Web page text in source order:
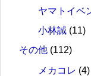
ヤマトイベ
小林誠 (11)
その他 (112)
メカコレ (4)